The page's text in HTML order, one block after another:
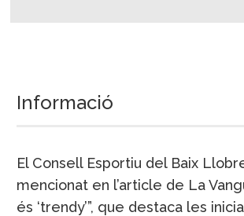
Informació
El Consell Esportiu del Baix
mencionat en l’article de La
és ‘trendy’”, que destaca les